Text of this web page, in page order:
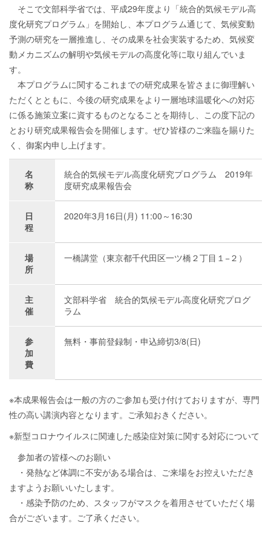
そこで文部科学省では、平成29年度より「統合的気候モデル高
度化研究プログラム」を開始し、本プログラム通じて、気候変動
予測の研究を一層推進し、その成果を社会実装するため、気候変
動メカニズムの解明や気候モデルの高度化等に取り組んでいま
す。
本プログラムに関するこれまでの研究成果を皆さまに御理解い
ただくとともに、今後の研究成果をより一層地球温暖化への対応
に係る施策立案に資するものとなることを期待し、この度下記の
とおり研究成果報告会を開催します。ぜひ皆様のご来臨を賜りた
く、御案内申し上げます。
名
称
統合的気候モデル高度化研究プログラム 2019年
度研究成果報告会
日
程
2020年3月16日(月) 11:00～16:30
場
所
一橋講堂（東京都千代田区一ツ橋２丁目１−２）
主
催
文部科学省 統合的気候モデル高度化研究プログ
ラム
参
加
費
無料・事前登録制・申込締切3/8(日)
※本成果報告会は一般の方のご参加も受け付けておりますが、専門
性の高い講演内容となります。ご承知おきください。
※新型コロナウイルスに関連した感染症対策に関する対応について
参加者の皆様へのお願い
・発熱など体調に不安がある場合は、ご来場をお控えいただき
ますようお願いいたします。
・感染予防のため、スタッフがマスクを着用させていただく場
合がございます。ご了承ください。